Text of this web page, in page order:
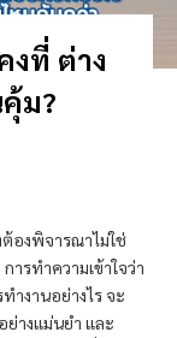
งที่ ต่าง
ม?
องพิจารณาไม่ใช่
ารทำความเข้าใจว่า
ำงานอย่างไร จะ
ย่างแม่นยำ และ